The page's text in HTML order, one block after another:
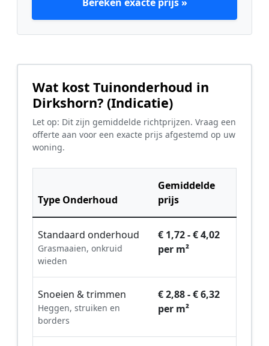
Wat kost Tuinonderhoud in
Dirkshorn? (Indicatie)
Let op: Dit zijn gemiddelde richtprijzen. Vraag een
offerte aan voor een exacte prijs afgestemd op uw
woning.
Type Onderhoud
Gemiddelde
prijs
Standaard onderhoud
Grasmaaien, onkruid
wieden
€ 1,72 - € 4,02
per m²
Snoeien & trimmen
Heggen, struiken en
borders
€ 2,88 - € 6,32
per m²